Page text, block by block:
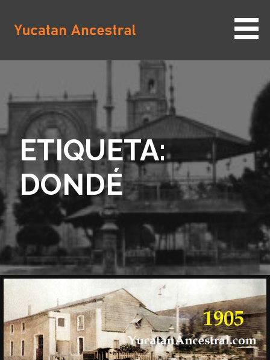
contenido
YUCATAN ANCESTRAL
ETIQUETA:
DONDÉ